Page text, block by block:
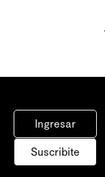
Ingresar
Suscribite